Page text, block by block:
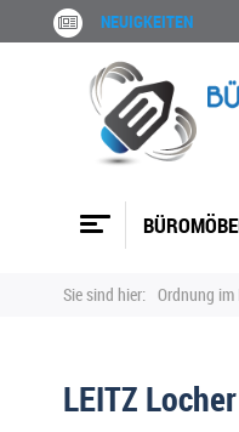
NEUIGKEITEN
Sie sind hier: Ordnung im
LEITZ